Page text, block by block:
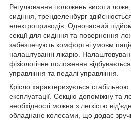
Регулювання положень висоти ложе,
сидіння, тренделенбург
електроприводів. Одночасний підйом
секції для сидіння та повернення
забезпечують комфортні умовм
налаштуванні лікарю.
фізіологічне положення
управління та педалі управління.
Крісло характеризується
експлуатації. Секцію допоміжну та
необхідності можна з легкістю
обладнане колесами, що додає